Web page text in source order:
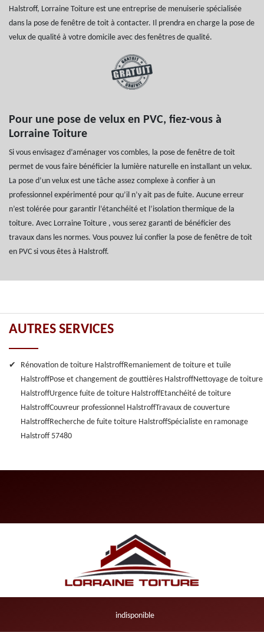
Halstroff, Lorraine Toiture est une entreprise de menuiserie spécialisée
dans la pose de fenêtre de toit à contacter. Il prendra en charge la pose de
velux de qualité à votre domicile avec des fenêtres de qualité.
Pour une pose de velux en PVC, fiez-vous à
Lorraine Toiture
Si vous envisagez d’aménager vos combles, la pose de fenêtre de toit
permet de vous faire bénéficier la lumière naturelle en installant un velux.
La pose d’un velux est une tâche assez complexe à confier à un
professionnel expérimenté pour qu’il n’y ait pas de fuite. Aucune erreur
n’est tolérée pour garantir l’étanchéité et l’isolation thermique de la
toiture. Avec Lorraine Toiture , vous serez garanti de bénéficier des
travaux dans les normes. Vous pouvez lui confier la pose de fenêtre de toit
en PVC si vous êtes à Halstroff.
AUTRES SERVICES
Rénovation de toiture HalstroffRemaniement de toiture et tuile
HalstroffPose et changement de gouttières HalstroffNettoyage de toiture
HalstroffUrgence fuite de toiture HalstroffEtanchéité de toiture
HalstroffCouvreur professionnel HalstroffTravaux de couverture
HalstroffRecherche de fuite toiture HalstroffSpécialiste en ramonage
Halstroff 57480
indisponible